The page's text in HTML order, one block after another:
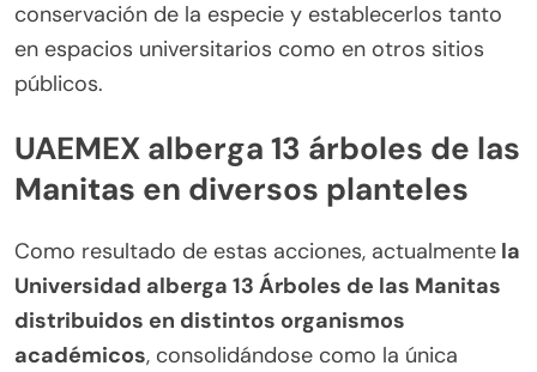
conservación de la especie y establecerlos tanto
en espacios universitarios como en otros sitios
públicos.
UAEMEX alberga 13 árboles de las
Manitas en diversos planteles
Como resultado de estas acciones, actualmente la
Universidad alberga 13 Árboles de las Manitas
distribuidos en distintos organismos
académicos, consolidándose como la única